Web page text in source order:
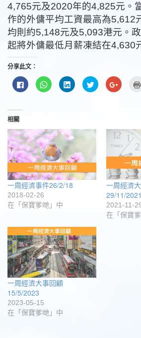
4,765元及2020年的4,825元。
作的外傭平均工資最高為5,612
均則約5,148元及5,093港元。
起將外傭最低月薪凍結在4,630
分享此文：
按
一
新
視
窗
中
開
啟)
分
享
開
啟)
分
享
開
啟)
分
享
開
按
一
(在
新
窗
中
相關
一周經濟事件26/2/18
2018-02-26
在「保寶爹哋」中
一周經濟
29/11/2021
2021-11-
在「保寶
一周經濟大事回顧
15/5/2023
2023-05-15
在「保寶爹哋」中